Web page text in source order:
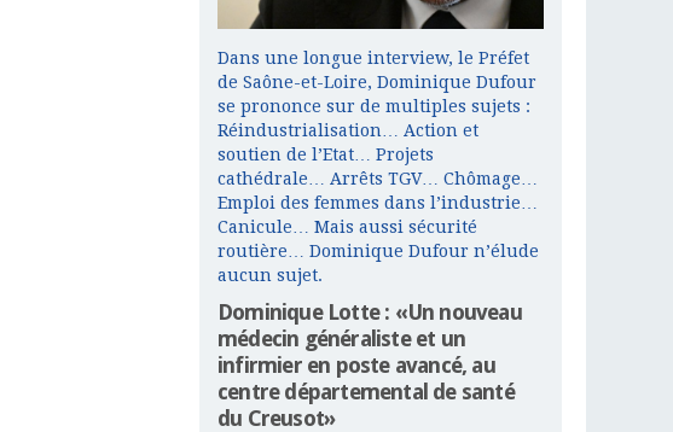
Dans une longue interview, le Préfet
de Saône-et-Loire, Dominique Dufour
se prononce sur de multiples sujets :
Réindustrialisation… Action et
soutien de l’Etat… Projets
cathédrale… Arrêts TGV… Chômage…
Emploi des femmes dans l’industrie…
Canicule… Mais aussi sécurité
routière… Dominique Dufour n’élude
aucun sujet.
Dominique Lotte : «Un nouveau
médecin généraliste et un
infirmier en poste avancé, au
centre départemental de santé
du Creusot»